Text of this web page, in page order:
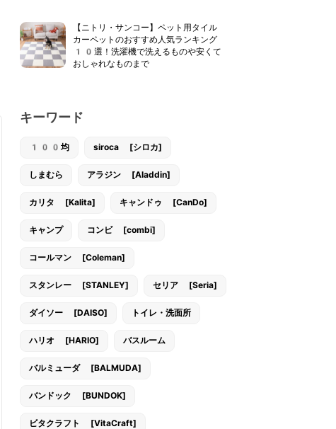
【ニトリ・サンコー】ペット用タイル
カーペットのおすすめ人気ランキング
10選！洗濯機で洗えるものや安くて
おしゃれなものまで
キーワード
100均 siroca [シロカ]
しまむら アラジン [Aladdin]
カリタ [Kalita] キャンドゥ [CanDo]
キャンプ コンビ [combi]
コールマン [Coleman]
スタンレー [STANLEY] セリア [Seria]
ダイソー [DAISO] トイレ・洗面所
ハリオ [HARIO] バスルーム
バルミューダ [BALMUDA]
バンドック [BUNDOK]
ビタクラフト [VitaCraft]